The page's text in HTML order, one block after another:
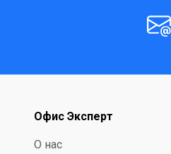
Офис Эксперт
О нас